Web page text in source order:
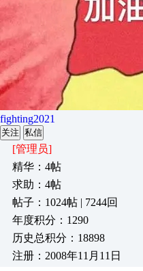
fighting2021
关注 私信
[管理员]
精华：4帖
求助：4帖
帖子：1024帖 | 7244回
年度积分：1290
历史总积分：18898
注册：2008年11月11日